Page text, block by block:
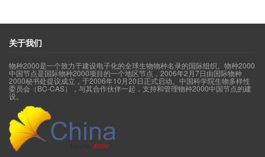
关于我们
物种2000是一个致力于建设电子化的全球生物物种名录的国际组织。物种2000
中国节点是国际物种2000项目的一个地区节点，2006年2月7日由国际物种
2000秘书处提议成立，于2006年10月20日正式启动。中国科学院生物多样性
委员会（BC-CAS），与其合作伙伴一起，支持和管理物种2000中国节点的建
设。